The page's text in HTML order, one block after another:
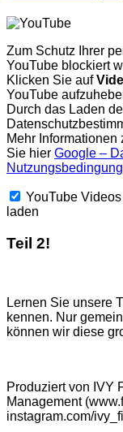
Zum Schutz Ihrer
YouTube blockiert
Klicken Sie auf
YouTube
Durch das Laden
Mehr
Sie hier Google –
YouTube
laden
Teil 2!
Lernen Sie unsere
kennen. Nur
können wir diese
Produziert von IVY
Management
instagram.com/